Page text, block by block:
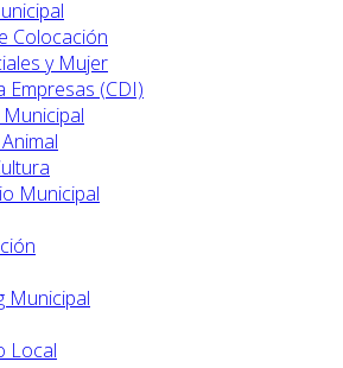
Colocación
y Mujer
Empresas (CDI)
Municipal
Municipal
Local